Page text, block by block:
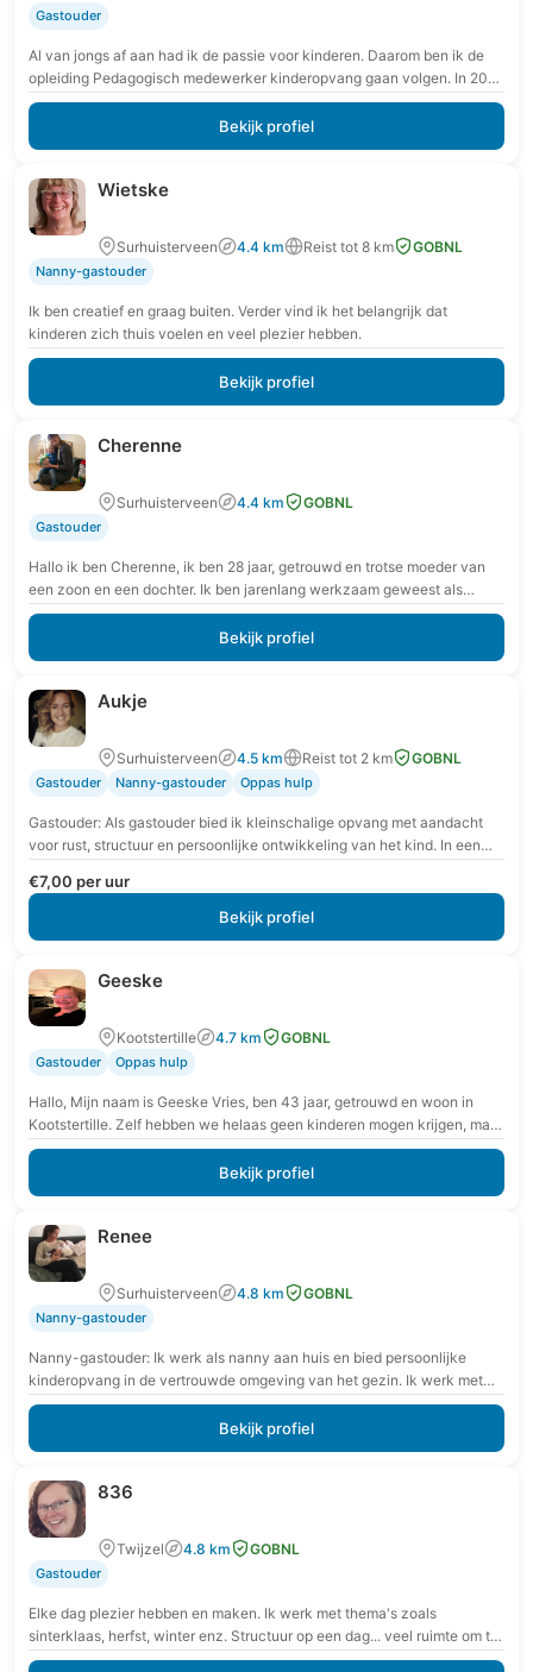
Gastouder
Al van jongs af aan had ik de passie voor kinderen. Daarom ben ik de
opleiding Pedagogisch medewerker kinderopvang gaan volgen. In 2013
heb ik…
Bekijk profiel
Wietske
Surhuisterveen 4.4 km Reist tot 8 km GOBNL
Nanny-gastouder
Ik ben creatief en graag buiten. Verder vind ik het belangrijk dat
kinderen zich thuis voelen en veel plezier hebben.
Bekijk profiel
Cherenne
Surhuisterveen 4.4 km GOBNL
Gastouder
Hallo ik ben Cherenne, ik ben 28 jaar, getrouwd en trotse moeder van
een zoon en een dochter. Ik ben jarenlang werkzaam geweest als
verpleegkundige…
Bekijk profiel
Aukje
Surhuisterveen 4.5 km Reist tot 2 km GOBNL
Gastouder Nanny-gastouder Oppas hulp
Gastouder: Als gastouder bied ik kleinschalige opvang met aandacht
voor rust, structuur en persoonlijke ontwikkeling van het kind. In een
€7,00 per uur
Bekijk profiel
Geeske
Kootstertille 4.7 km GOBNL
Gastouder Oppas hulp
Hallo, Mijn naam is Geeske Vries, ben 43 jaar, getrouwd en woon in
Kootstertille. Zelf hebben we helaas geen kinderen mogen krijgen, maar
het werken…
Bekijk profiel
Renee
Surhuisterveen 4.8 km GOBNL
Nanny-gastouder
Nanny-gastouder: Ik werk als nanny aan huis en bied persoonlijke
kinderopvang in de vertrouwde omgeving van het gezin. Ik werk met
extra aandacht voor rust,…
Bekijk profiel
836
Twijzel 4.8 km GOBNL
Gastouder
Elke dag plezier hebben en maken. Ik werk met thema's zoals
sinterklaas, herfst, winter enz. Structuur op een dag... veel ruimte om te
spelen, om…